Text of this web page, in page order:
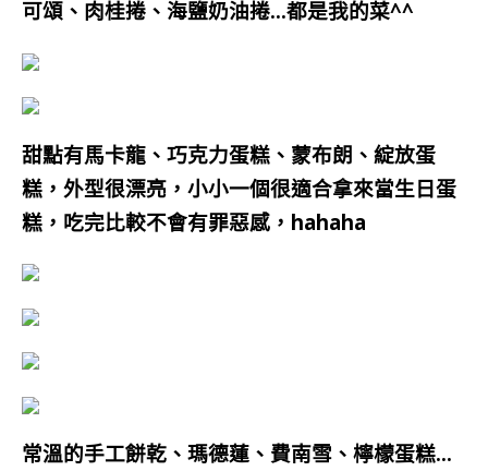
可頌、肉桂捲、海鹽奶油捲…都是我的菜^^
甜點有馬卡龍、巧克力蛋糕、蒙布朗、綻放蛋
糕，外型很漂亮，小小一個很適合拿來當生日蛋
糕，吃完比較不會有罪惡感，hahaha
常溫的手工餅乾、瑪德蓮、費南雪、檸檬蛋糕…